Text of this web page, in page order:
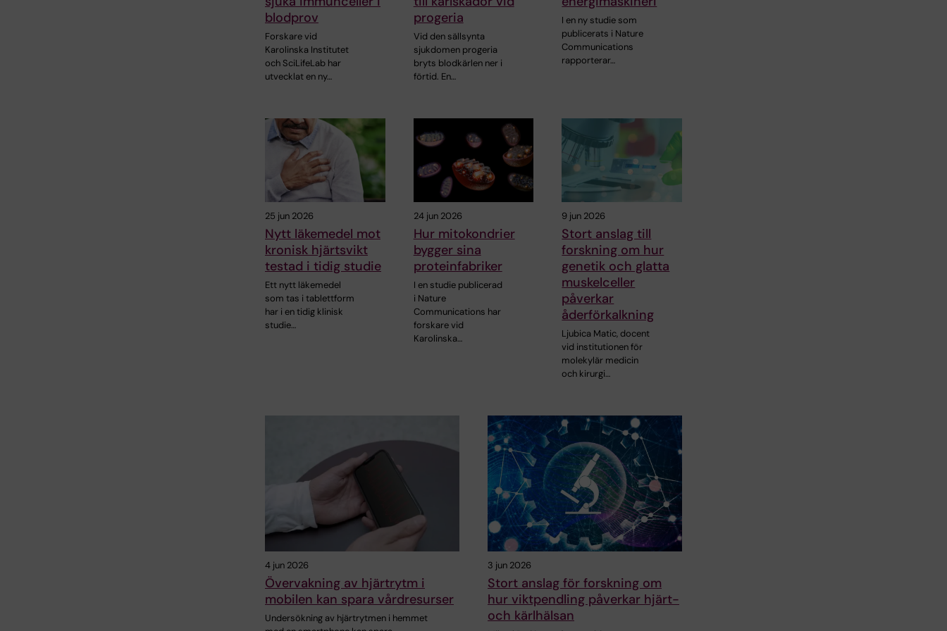
blodprov
Forskare vid
Karolinska Institutet
och SciLifeLab har
utvecklat en ny…
progeria
Vid den sällsynta
sjukdomen progeria
bryts blodkärlen ner i
förtid. En…
I en ny studie som
publicerats i Nature
Communications
rapporterar…
25 jun 2026
Nytt läkemedel mot
kronisk hjärtsvikt
testad i tidig studie
Ett nytt läkemedel
som tas i tablettform
har i en tidig klinisk
studie…
24 jun 2026
Hur mitokondrier
bygger sina
proteinfabriker
I en studie publicerad
i Nature
Communications har
forskare vid
Karolinska…
9 jun 2026
Stort anslag till
forskning om hur
genetik och glatta
muskelceller
påverkar
åderförkalkning
Ljubica Matic, docent
vid institutionen för
molekylär medicin
och kirurgi…
4 jun 2026
Övervakning av hjärtrytm i
mobilen kan spara vårdresurser
Undersökning av hjärtrytmen i hemmet
3 jun 2026
Stort anslag för forskning om
hur viktpendling påverkar hjärt-
och kärlhälsan